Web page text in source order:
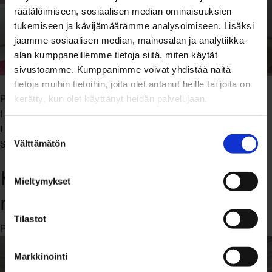
räätälöimiseen, sosiaalisen median ominaisuuksien
tukemiseen ja kävijämäärämme analysoimiseen. Lisäksi
jaamme sosiaalisen median, mainosalan ja analytiikka-
alan kumppaneillemme tietoja siitä, miten käytät
sivustoamme. Kumppanimme voivat yhdistää näitä
tietoja muihin tietoihin, joita olet antanut heille tai joita on
kerätty, kun olet käyttänyt heidän palvelujaan.
Suostumuksen
valinta
Välttämätön
Mieltymykset
Tilastot
Markkinointi
Posted in Inspiraatio,KoditTagged avokeittiö,citykoti
Helsinki,Inspiraatio,Keittiö,Kerrostalo,Koti,Kylpyhuone,
Lauttasaari
SisustusLeave a Comment
Kiinteistönvälittäjän
mökkiunelma Snappertunassa
Posted on